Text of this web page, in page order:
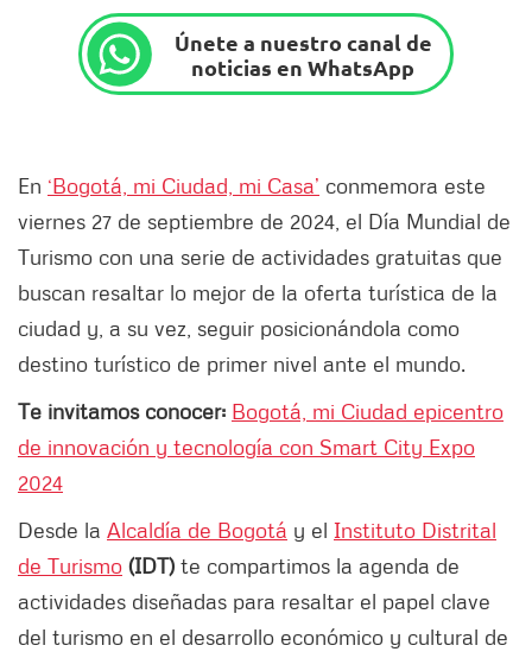
Únete a nuestro canal de
noticias en WhatsApp
En ‘Bogotá, mi Ciudad, mi Casa’ conmemora este
viernes 27 de septiembre de 2024, el Día Mundial de
Turismo con una serie de actividades gratuitas que
buscan resaltar lo mejor de la oferta turística de la
ciudad y, a su vez, seguir posicionándola como
destino turístico de primer nivel ante el mundo.
Te invitamos conocer: Bogotá, mi Ciudad epicentro
de innovación y tecnología con Smart City Expo
2024
Desde la Alcaldía de Bogotá y el Instituto Distrital
de Turismo (IDT) te compartimos la agenda de
actividades diseñadas para resaltar el papel clave
del turismo en el desarrollo económico y cultural de